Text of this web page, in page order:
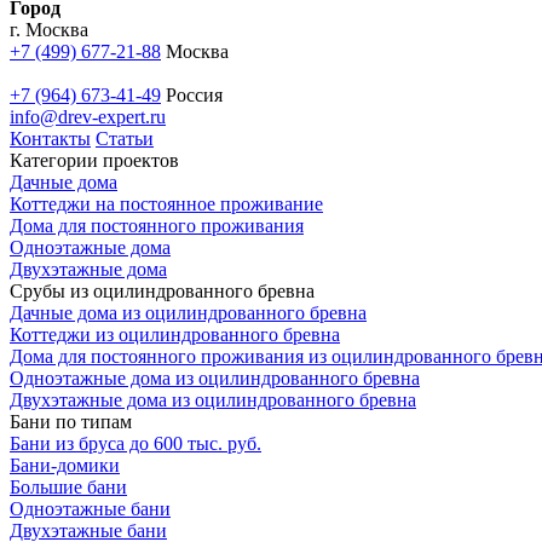
Город
г. Москва
+7 (499) 677-21-88 Москва
+7 (964) 673-41-49 Россия
info@drev-expert.ru
Контакты Статьи
Категории проектов
Дачные дома
Коттеджи на постоянное проживание
Дома для постоянного проживания
Одноэтажные дома
Двухэтажные дома
Срубы из оцилиндрованного бревна
Дачные дома из оцилиндрованного бревна
Коттеджи из оцилиндрованного бревна
Дома для постоянного проживания из оцилиндрованного
Одноэтажные дома из оцилиндрованного бревна
Двухэтажные дома из оцилиндрованного бревна
Бани по типам
Бани из бруса до 600 тыс. руб.
Бани-домики
Большие бани
Одноэтажные бани
Двухэтажные бани